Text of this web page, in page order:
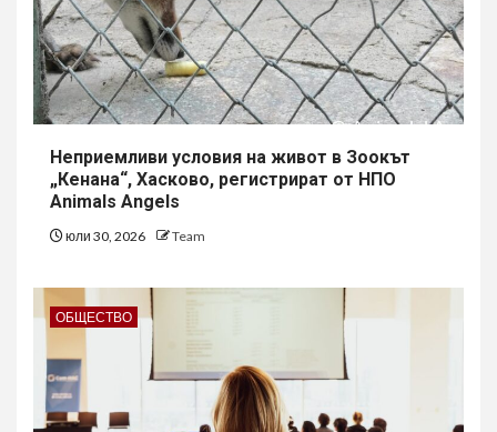
Неприемливи условия на живот в Зоокът
„Кенана“, Хасково, регистрират от НПО
Animals Angels
юли 30, 2026 Team
ОБЩЕСТВО